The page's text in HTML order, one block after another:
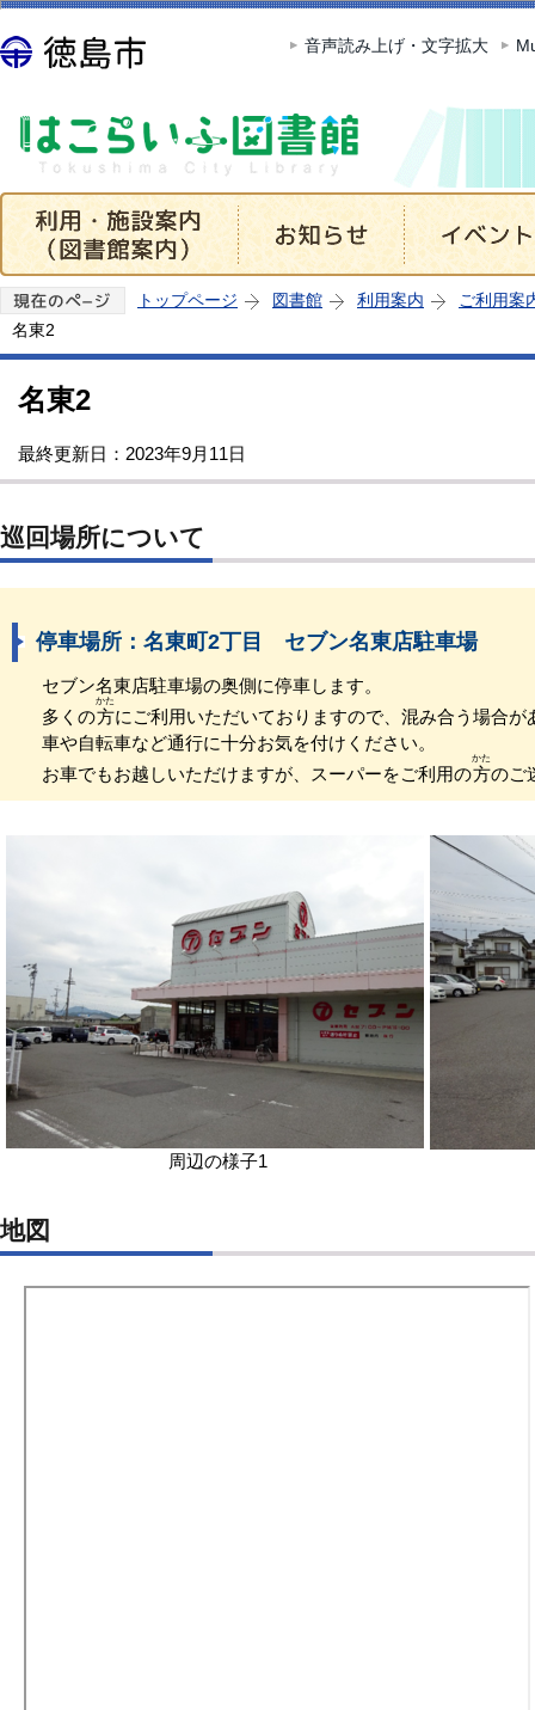
このページの本文へ移動
音声読み上げ・文字拡大
トップページ 図書館 利用案内
ご利用案
名東2
名東2
最終更新日：2023年9月11日
巡回場所について
停車場所：名東町2丁目 セブン名東店駐車場
セブン名東店駐車場の奥側に停車します。
多くの方
かた
にご利用いただいておりますので、混み合う場合が
車や自転車など通行に十分お気を付けください。
お車でもお越しいただけますが、スーパーをご利用の方
かた
のご
周辺の様子1
地図